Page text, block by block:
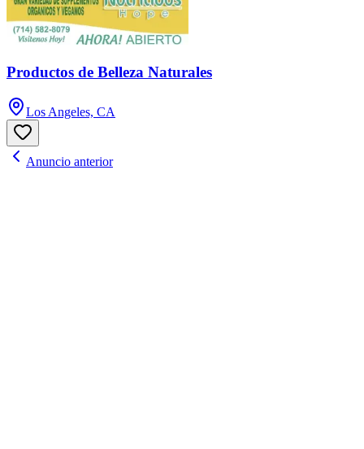
Productos de Belleza Naturales
Los Angeles, CA
Anuncio anterior